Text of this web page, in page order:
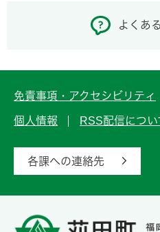
よくあ
免責事項・アクセシビリティ
個人情報 RSS配信につい
各課への連絡先